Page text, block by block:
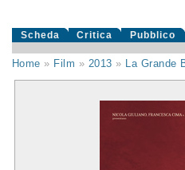
Scheda Critica Pubblico
Home » Film » 2013 » La Grande